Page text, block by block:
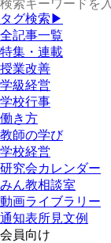
タグ検索▶
全記事一覧
特集・連載
授業改善
学級経営
学校行事
働き方
教師の学び
学校経営
研究会カレンダー
みん教相談室
動画ライブラリー
通知表所見文例
会員向け